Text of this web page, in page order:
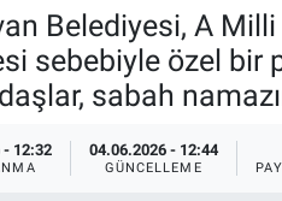
Belediyesi, A Milli
sebebiyle özel bir
sabah
- 12:32 04.06.2026 - 12:44
GÜNCELLEME